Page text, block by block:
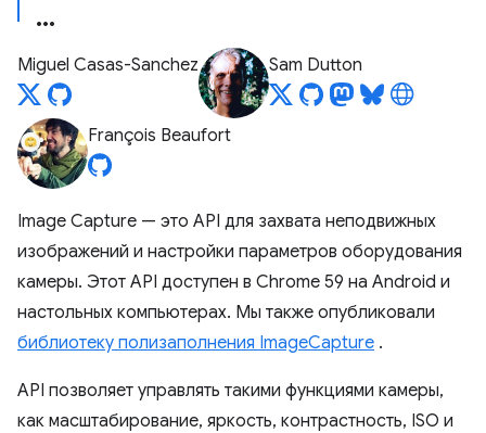
Miguel Casas-Sanchez Sam Dutton
François Beaufort
Image Capture — это API для захвата неподвижных
изображений и настройки параметров оборудования
камеры. Этот API доступен в Chrome 59 на Android и
настольных компьютерах. Мы также опубликовали
библиотеку полизаполнения ImageCapture .
API позволяет управлять такими функциями камеры,
как масштабирование, яркость, контрастность, ISO и